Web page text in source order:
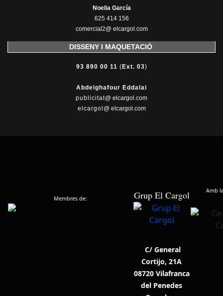
Noelia García
625 414 156
comercial2@ elcargol.com
DISSENY I MAQUETACIÓ
93 890 00 11 ( Ext. 03)
Abdelghafour Eddalai
publicitat@ elcargol.com
elcargol @ elcargol.com
Membres de: Grup El Cargol Amb
C/ General
Cortijo, 21A
08720 Vilafranca
del Penedes